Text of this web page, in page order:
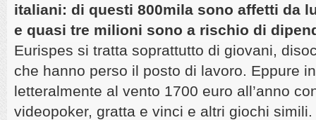
italiani: di questi 800mila sono affetti da
e quasi tre milioni sono a rischio di
Eurispes si tratta soprattutto di giovani,
che hanno perso il posto di lavoro. Eppure
letteralmente al vento 1700 euro all’anno
videopoker, gratta e vinci e altri giochi